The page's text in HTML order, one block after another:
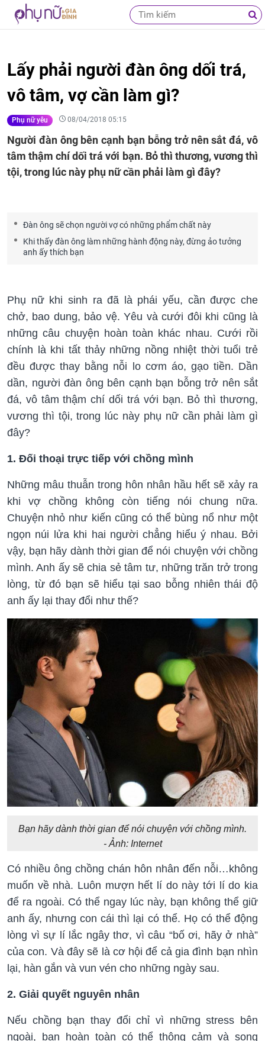
Lấy phải người đàn ông dối trá,
vô tâm, vợ cần làm gì?
Phụ nữ yêu 08/04/2018 05:15
Người đàn ông bên cạnh bạn bỗng trở nên sắt đá, vô
tâm thậm chí dối trá với bạn. Bỏ thì thương, vương thì
tội, trong lúc này phụ nữ cần phải làm gì đây?
Đàn ông sẽ chọn người vợ có những phẩm chất này
Khi thấy đàn ông làm những hành động này, đừng ảo tưởng
anh ấy thích bạn
Phụ nữ khi sinh ra đã là phái yếu, cần được che
chở, bao dung, bảo vệ. Yêu và cưới đôi khi cũng là
những câu chuyện hoàn toàn khác nhau. Cưới rồi
chính là khi tất thảy những nồng nhiệt thời tuổi trẻ
đều được thay bằng nỗi lo cơm áo, gạo tiền. Dần
dần, người đàn ông bên cạnh bạn bỗng trở nên sắt
đá, vô tâm thậm chí dối trá với bạn. Bỏ thì thương,
vương thì tội, trong lúc này phụ nữ cần phải làm gì
đây?
1. Đối thoại trực tiếp với chồng mình
Những mâu thuẫn trong hôn nhân hầu hết sẽ xảy ra
khi vợ chồng không còn tiếng nói chung nữa.
Chuyện nhỏ như kiến cũng có thể bùng nổ như một
ngọn núi lửa khi hai người chẳng hiểu ý nhau. Bởi
vậy, bạn hãy dành thời gian để nói chuyện với chồng
mình. Anh ấy sẽ chia sẻ tâm tư, những trăn trở trong
lòng, từ đó bạn sẽ hiểu tại sao bỗng nhiên thái độ
anh ấy lại thay đổi như thế?
Bạn hãy dành thời gian để nói chuyện với chồng mình.
- Ảnh: Internet
Có nhiều ông chồng chán hôn nhân đến nỗi…không
muốn về nhà. Luôn mượn hết lí do này tới lí do kia
để ra ngoài. Có thể ngay lúc này, bạn không thể giữ
anh ấy, nhưng con cái thì lại có thể. Họ có thể động
lòng vì sự lí lắc ngây thơ, vì câu “bố ơi, hãy ở nhà”
của con. Và đây sẽ là cơ hội để cả gia đình bạn nhìn
lại, hàn gắn và vun vén cho những ngày sau.
2. Giải quyết nguyên nhân
Nếu chồng bạn thay đổi chỉ vì những stress bên
ngoài, bạn hoàn toàn có thể thông cảm và song